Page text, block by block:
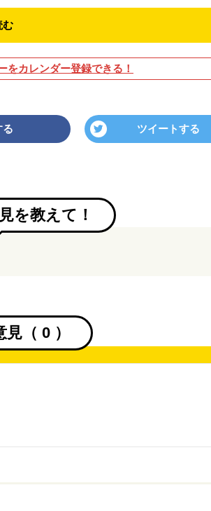
む
カレンダー登録できる！
る ツイートする
を教えて！
見（ 0 ）